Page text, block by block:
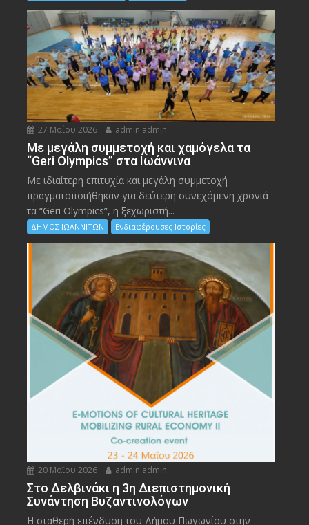
27 Μαΐου 2026 admin admin
Με μεγάλη συμμετοχή και χαμόγελα τα
“Geri Olympics” στα Ιωάννινα
Με ιδιαίτερη επιτυχία και μεγάλη συμμετοχή
πραγματοποιήθηκαν για δεύτερη συνεχόμενη χρονιά
τα “Geri Olympics”, η ξεχωριστή...
ΔΗΜΟΣ ΙΩΑΝΝΙΤΩΝ Ενδιαφέρουσες Ιστορίες
20 Μαΐου 2026 admin admin
Στο Δελβινάκι η 3η Διεπιστημονική
Συνάντηση Βυζαντινολόγων
Η σταθερή επένδυση του Δήμου Πωγωνίου στην